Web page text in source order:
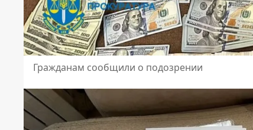
Гражданам сообщили о подозрении